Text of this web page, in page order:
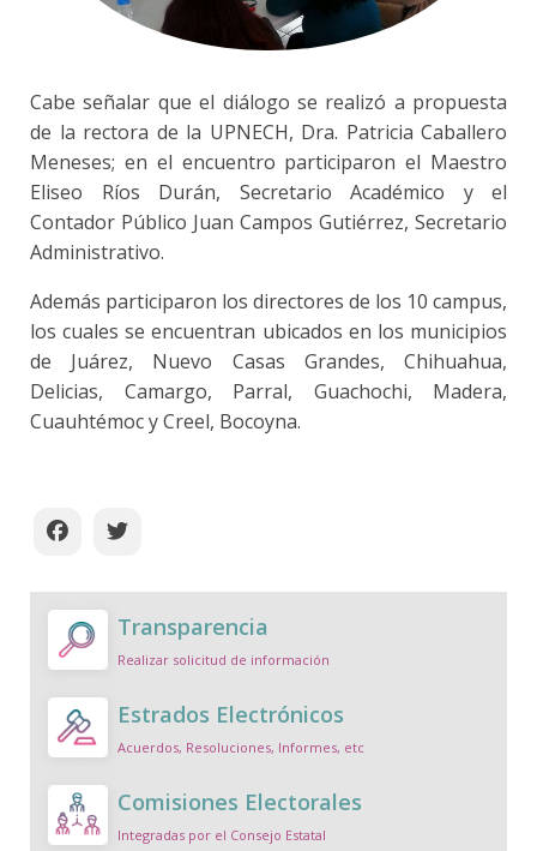
Cabe señalar que el diálogo se realizó a propuesta
de la rectora de la UPNECH, Dra. Patricia Caballero
Meneses; en el encuentro participaron el Maestro
Eliseo Ríos Durán, Secretario Académico y el
Contador Público Juan Campos Gutiérrez, Secretario
Administrativo.
Además participaron los directores de los 10 campus,
los cuales se encuentran ubicados en los municipios
de Juárez, Nuevo Casas Grandes, Chihuahua,
Delicias, Camargo, Parral, Guachochi, Madera,
Cuauhtémoc y Creel, Bocoyna.
Transparencia
Realizar solicitud de información
Estrados Electrónicos
Acuerdos, Resoluciones, Informes, etc
Comisiones Electorales
Integradas por el Consejo Estatal